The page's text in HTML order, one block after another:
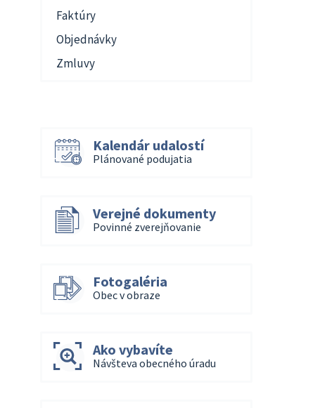
Faktúry
Objednávky
Zmluvy
Kalendár udalostí
Plánované podujatia
Verejné dokumenty
Povinné zverejňovanie
Fotogaléria
Obec v obraze
Ako vybavíte
Návšteva obecného úradu